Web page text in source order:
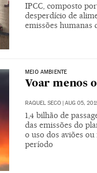
IPCC, composto
desperdício de
emissões humanas
MEIO AMBIENTE
Voar menos
RAQUEL SECO AUG 05,
1,4 bilhão de
das emissões do
o uso dos aviões
período